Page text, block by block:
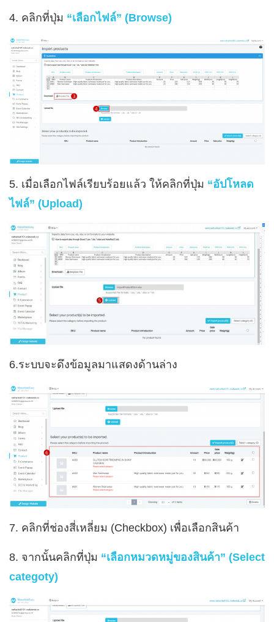
4. คลิกที่ปุ่ม “เลือกไฟล์” (Browse)
5. เมื่อเลือกไฟล์เรียบร้อยแล้ว ให้คลิกที่ปุ่ม “อัปโหลด
ไฟล์” (Upload)
6.ระบบจะดึงข้อมูลมาแสดงด้านล่าง
7. คลิกที่ช่องสี่เหลี่ยม (Checkbox) เพื่อเลือกสินค้า
8. จากนั้นคลิกที่ปุ่ม “เลือกหมวดหมู่ของสินค้า” (Select
categoty)